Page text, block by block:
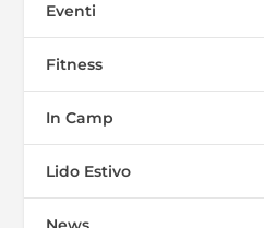
Eventi
Fitness
In Camp
Lido Estivo